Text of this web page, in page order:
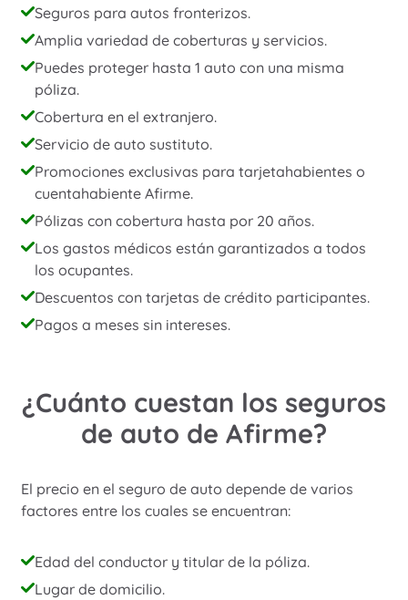
Seguros para autos fronterizos.
Amplia variedad de coberturas y servicios.
Puedes proteger hasta 1 auto con una misma
póliza.
Cobertura en el extranjero.
Servicio de auto sustituto.
Promociones exclusivas para tarjetahabientes o
cuentahabiente Afirme.
Pólizas con cobertura hasta por 20 años.
Los gastos médicos están garantizados a todos
los ocupantes.
Descuentos con tarjetas de crédito participantes.
Pagos a meses sin intereses.
¿Cuánto cuestan los seguros
de auto de Afirme?
El precio en el seguro de auto depende de varios
factores entre los cuales se encuentran:
Edad del conductor y titular de la póliza.
Lugar de domicilio.